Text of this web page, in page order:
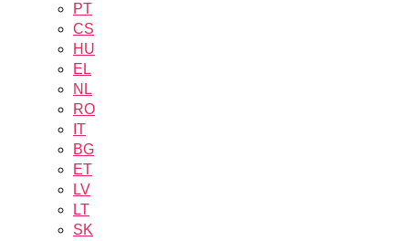
PT
CS
HU
EL
NL
RO
IT
BG
ET
LV
LT
SK